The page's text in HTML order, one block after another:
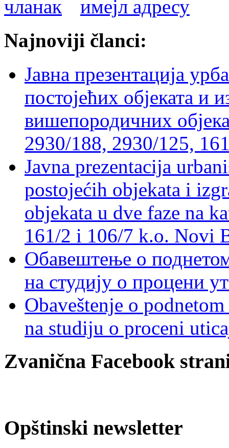
Najnoviji članci:
Јавна презентација
постојећих објеката и
вишепородичних
2930/188, 2930/125,
Javna prezentacija
postojećih objekata i
objekata u dve faze na
161/2 i 106/7 k.o. Novi
Обавештење о поднетом
на студију о процени
Obaveštenje o
na studiju o proceni
Zvanična Facebook
Opštinski newsletter